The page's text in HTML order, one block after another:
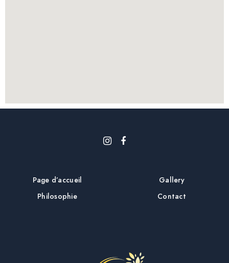
Page d’accueil
Philosophie
Gallery
Contact